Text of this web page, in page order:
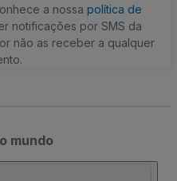
a nossa política de
notificações por SMS da
não as receber a qualquer
mundo